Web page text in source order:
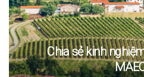
Chia sẻ kinh